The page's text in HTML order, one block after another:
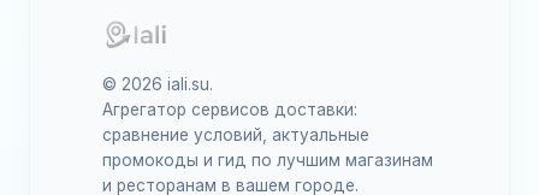
© 2026 iali.su.
Агрегатор сервисов доставки:
сравнение условий, актуальные
промокоды и гид по лучшим магазинам
и ресторанам в вашем городе.